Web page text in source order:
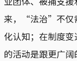
来，“法治”不仅
化认知；在制度
的活动是跟更广阔